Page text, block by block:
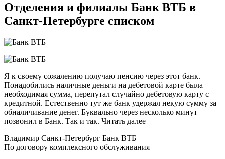
Отделения и филиалы Банк ВТБ в
Санкт-Петербурге списком
Я к своему сожалению получаю пенсию через этот банк.
Понадобились наличные деньги на дебетовой карте была
необходимая сумма, перепутал случайно дебетовую карту с
кредитной. Естественно тут же банк удержал некую сумму за
обналичивание денег. Буквально через несколько минут
позвонил в Банк. Так и так. Читать далее
Владимир Санкт-Петербург Банк ВТБ
По договору комплексного обслуживания